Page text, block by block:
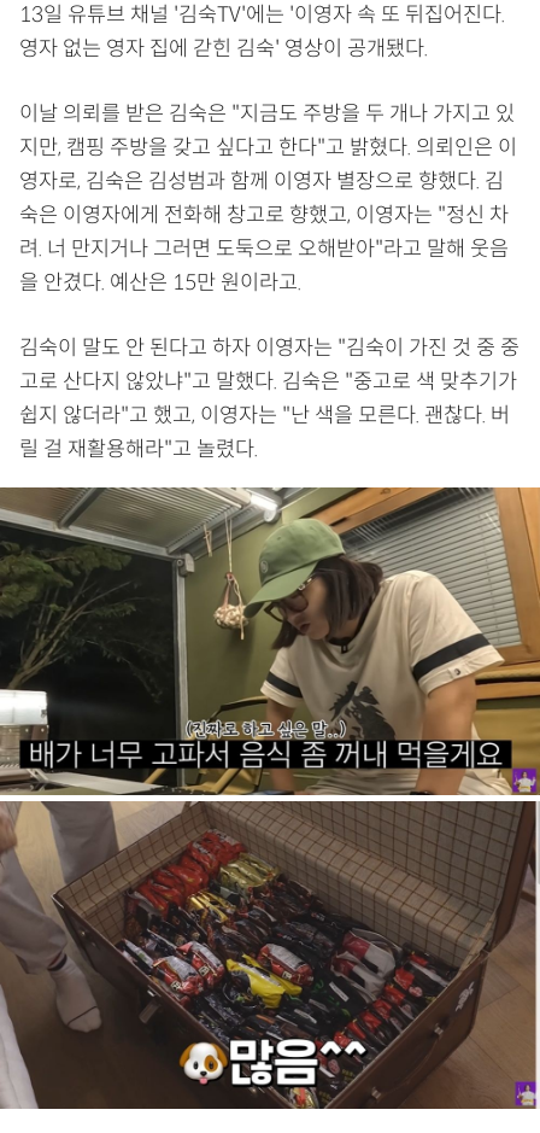
13일 유튜브 채널 '김숙TV'에는 '이영자 속 또 뒤집어진다.
영자 없는 영자 집에 갇힌 김숙' 영상이 공개됐다.
이날 의뢰를 받은 김숙은 "지금도 주방을 두 개나 가지고 있
지만, 캠핑 주방을 갖고 싶다고 한다"고 밝혔다. 의뢰인은 이
영자로, 김숙은 김성범과 함께 이영자 별장으로 향했다. 김
숙은 이영자에게 전화해 창고로 향했고, 이영자는 "정신 차
려. 너 만지거나 그러면 도둑으로 오해받아"라고 말해 웃음
을 안겼다. 예산은 15만 원이라고.
김숙이 말도 안 된다고 하자 이영자는 "김숙이 가진 것 중 중
고로 산다지 않았냐"고 말했다. 김숙은 "중고로 색 맞추기가
쉽지 않더라"고 했고, 이영자는 "난 색을 모른다. 괜찮다. 버
릴 걸 재활용해라"고 놀렸다.